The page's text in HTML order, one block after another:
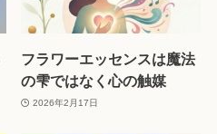
フラワーエッセンスは魔法
の雫ではなく心の触媒
2026年2月17日